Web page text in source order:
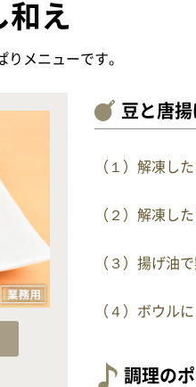
え
メニューです。
豆と唐
（１）解凍し
（２）解凍し
（３）揚げ油
（４）ボウル
調理の